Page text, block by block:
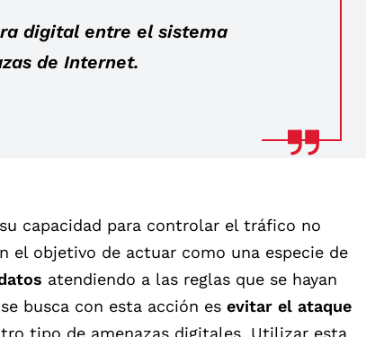
digital entre el sistema
de Internet.
capacidad para controlar el tráfico no
el objetivo de actuar como una especie de
atendiendo a las reglas que se hayan
busca con esta acción es evitar el ataque
tipo de amenazas digitales. Utilizar esta